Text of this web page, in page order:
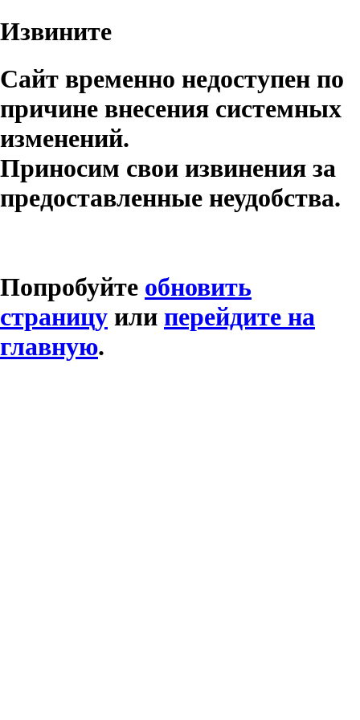
Извините
Сайт временно недоступен по
причине внесения системных
изменений.
Приносим свои извинения за
предоставленные неудобства.
Попробуйте обновить
страницу или перейдите на
главную.